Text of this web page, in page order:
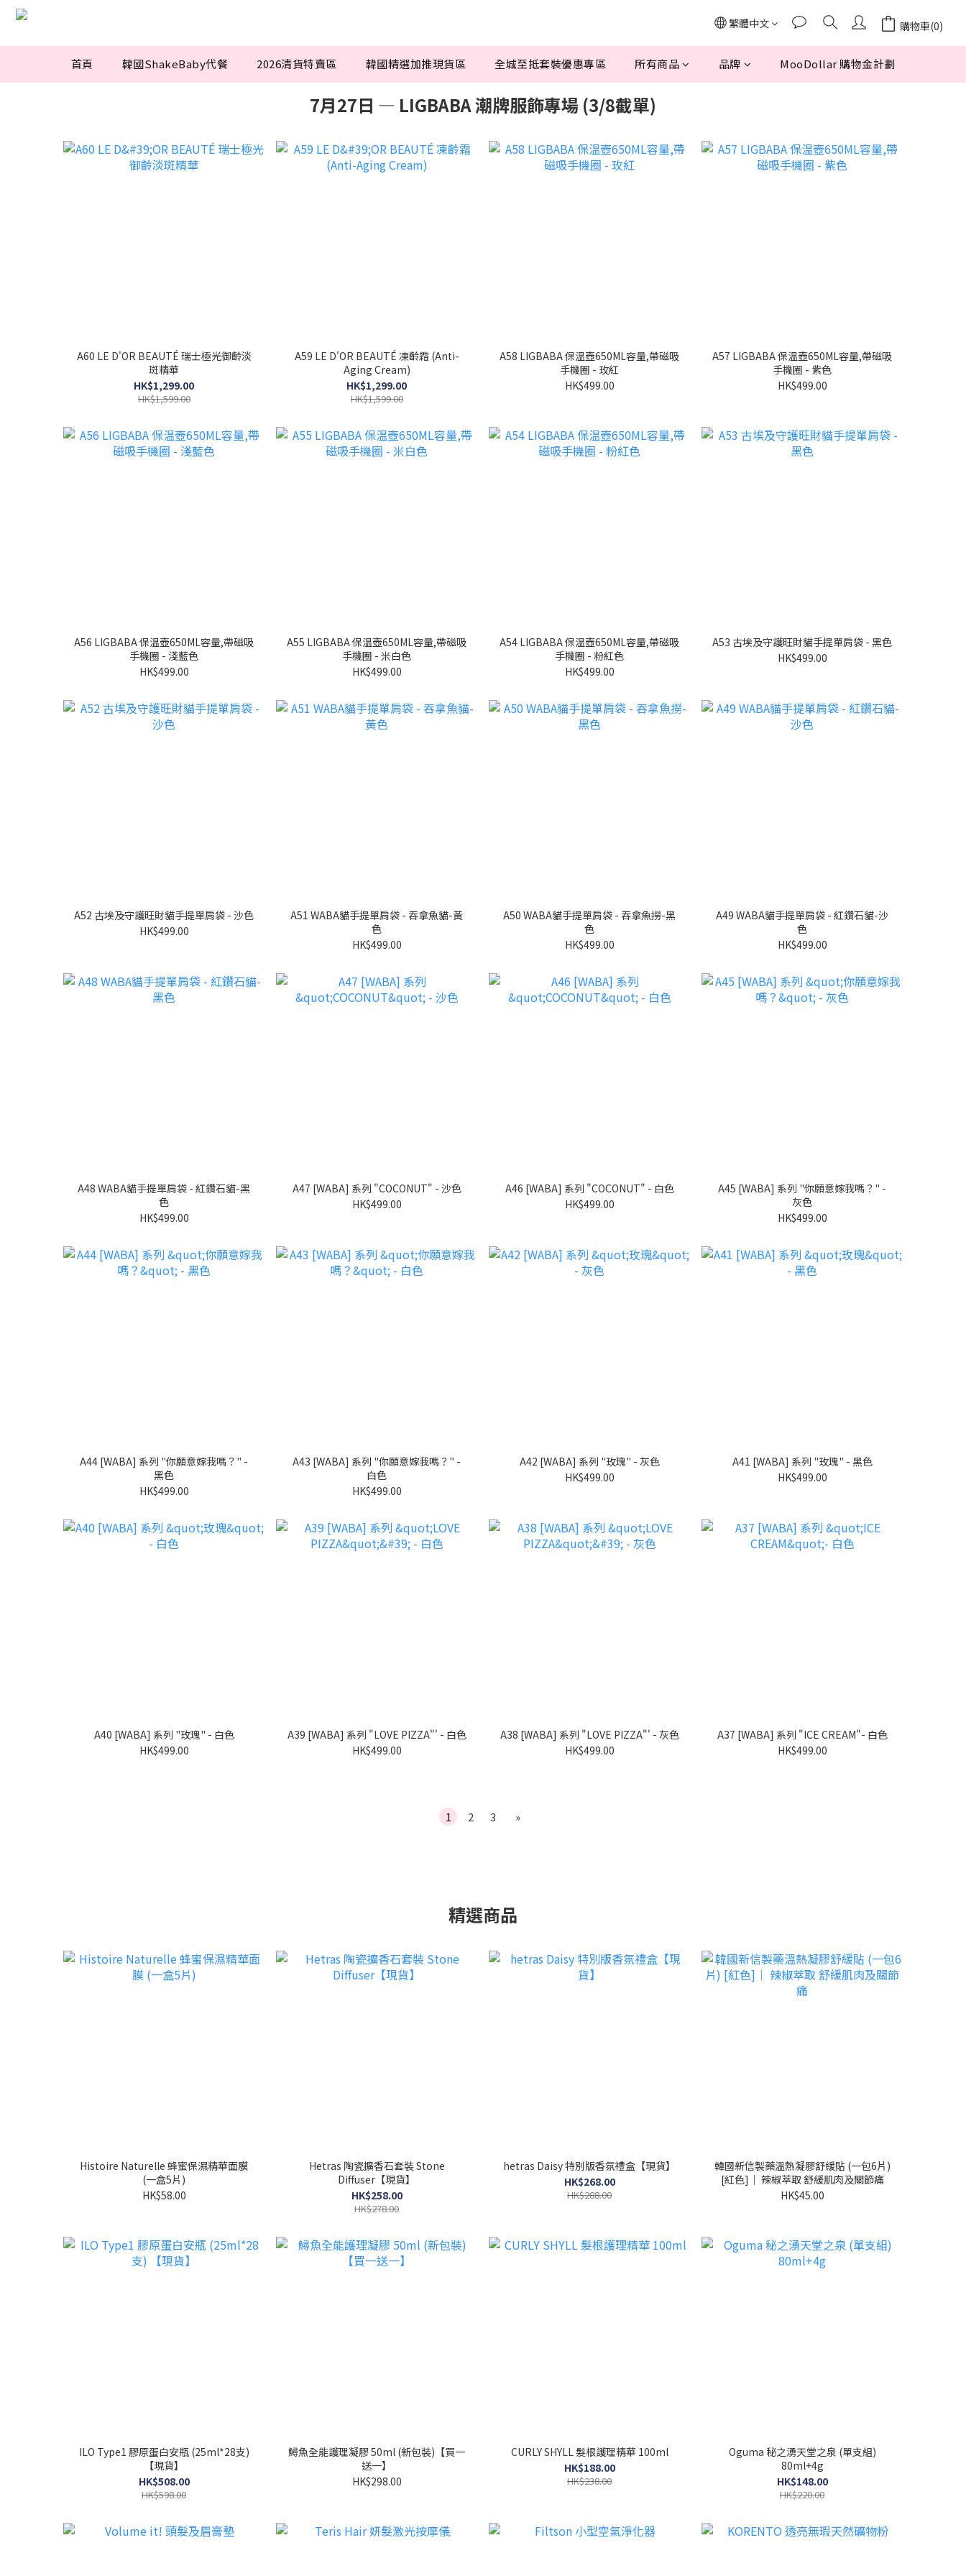
繁體中文 購物車(0)
首頁 韓國ShakeBaby代餐 2026清貨特賣區 韓國精選加推現貨區 全城至抵套裝優惠專區 所有商品 品牌 MooDollar 購物金計劃
7月27日 — LIGBABA 潮牌服飾專場 (3/8截單)
A60 LE D'OR BEAUTÉ 瑞士極光御齡淡
斑精華
HK$1,299.00
HK$1,599.00
A59 LE D'OR BEAUTÉ 凍齡霜 (Anti-
Aging Cream)
HK$1,299.00
HK$1,599.00
A58 LIGBABA 保温壺650ML容量,帶磁吸
手機圈 - 玫紅
HK$499.00
A57 LIGBABA 保温壺650ML容量,帶磁吸
手機圈 - 紫色
HK$499.00
A56 LIGBABA 保温壺650ML容量,帶磁吸
手機圈 - 淺藍色
HK$499.00
A55 LIGBABA 保温壺650ML容量,帶磁吸
手機圈 - 米白色
HK$499.00
A54 LIGBABA 保温壺650ML容量,帶磁吸
手機圈 - 粉紅色
HK$499.00
A53 古埃及守護旺財貓手提單肩袋 - 黑色
HK$499.00
A52 古埃及守護旺財貓手提單肩袋 - 沙色
HK$499.00
A51 WABA貓手提單肩袋 - 吞拿魚貓-黃
色
HK$499.00
A50 WABA貓手提單肩袋 - 吞拿魚撈-黑
色
HK$499.00
A49 WABA貓手提單肩袋 - 紅鑽石貓-沙
色
HK$499.00
A48 WABA貓手提單肩袋 - 紅鑽石貓-黑
色
HK$499.00
A47 [WABA] 系列 "COCONUT" - 沙色
HK$499.00
A46 [WABA] 系列 "COCONUT" - 白色
HK$499.00
A45 [WABA] 系列 "你願意嫁我嗎？" -
灰色
HK$499.00
A44 [WABA] 系列 "你願意嫁我嗎？" -
黑色
HK$499.00
A43 [WABA] 系列 "你願意嫁我嗎？" -
白色
HK$499.00
A42 [WABA] 系列 "玫瑰" - 灰色
HK$499.00
A41 [WABA] 系列 "玫瑰" - 黑色
HK$499.00
A40 [WABA] 系列 "玫瑰" - 白色
HK$499.00
A39 [WABA] 系列 "LOVE PIZZA"' - 白色
HK$499.00
A38 [WABA] 系列 "LOVE PIZZA"' - 灰色
HK$499.00
A37 [WABA] 系列 "ICE CREAM"- 白色
HK$499.00
1 2 3 »
精選商品
Histoire Naturelle 蜂蜜保濕精華面膜
(一盒5片)
HK$58.00
Hetras 陶瓷擴香石套裝 Stone
Diffuser【現貨】
HK$258.00
HK$278.00
hetras Daisy 特別版香氛禮盒【現貨】
HK$268.00
HK$288.00
韓國新信製藥溫熱凝膠舒緩貼 (一包6片)
[紅色]｜ 辣椒萃取 舒緩肌肉及關節痛
HK$45.00
ILO Type1 膠原蛋白安瓶 (25ml*28支)
【現貨】
HK$508.00
HK$598.00
鱘魚全能護理凝膠 50ml (新包裝)【買一
送一】
HK$298.00
CURLY SHYLL 髮根護理精華 100ml
HK$188.00
HK$238.00
Oguma 秘之湧天堂之泉 (單支組)
80ml+4g
HK$148.00
HK$220.00